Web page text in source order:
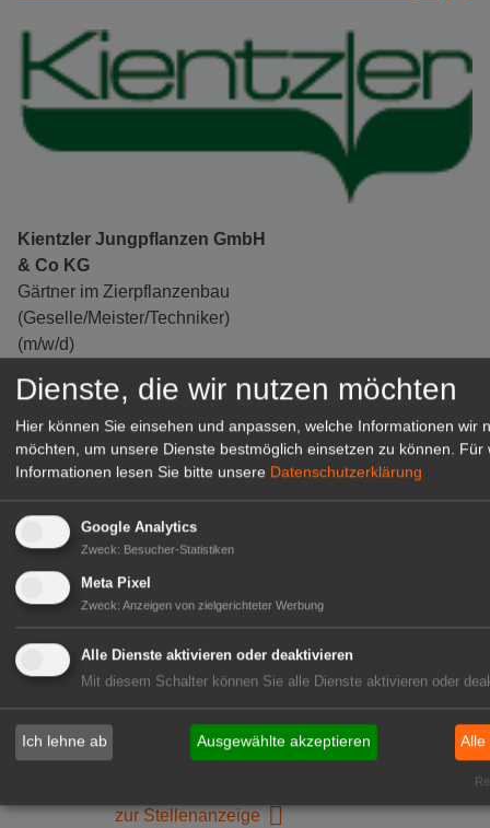
Kientzler Jungpflanzen GmbH
& Co KG
Gärtner im Zierpflanzenbau
(Geselle/Meister/Techniker)
(m/w/d)
zur Stellenanzeige
Gärtnerei Hanns
Mitarbeiter (m/w/d) für unsere
Logistikhalle
zur Stellenanzeige
Dienste, die wir nutzen möchten
Hier können Sie einsehen und anpassen, welche Informationen wir
möchten, um unsere Dienste bestmöglich einsetzen zu können. Für
Informationen lesen Sie bitte unsere Datenschutzerklärung
Google Analytics
Zweck: Besucher-Statistiken
Meta Pixel
Zweck: Anzeigen von zielgerichteter Werbung
Alle Dienste aktivieren oder deaktivieren
Mit diesem Schalter können Sie alle Dienste aktivieren oder
Ich lehne ab Ausgewählte akzeptieren Alle